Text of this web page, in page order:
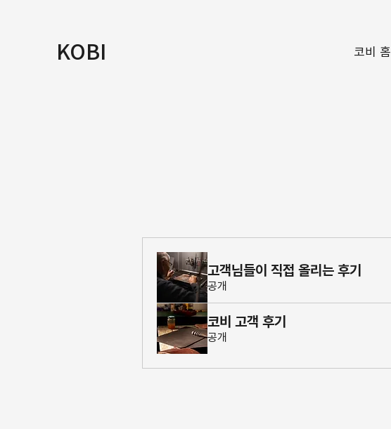
KOBI 코비 홈
고객님들이 직접 올리는 후기
공개
코비 고객 후기
공개